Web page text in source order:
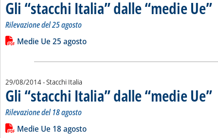
Gli “stacchi Italia” dalle “medie Ue”..
Rilevazione del 25 agosto
Leggi tutta la notizia: 'Gli “stacchi Italia” dalle “medie Ue”'
Lista allegati PDF alla notizia
Medie Ue 25 agosto
29/08/2014- Stacchi Italia
Gli “stacchi Italia” dalle “medie Ue”..
Rilevazione del 18 agosto
Leggi tutta la notizia: 'Gli “stacchi Italia” dalle “medie Ue”'
Lista allegati PDF alla notizia
Medie Ue 18 agosto